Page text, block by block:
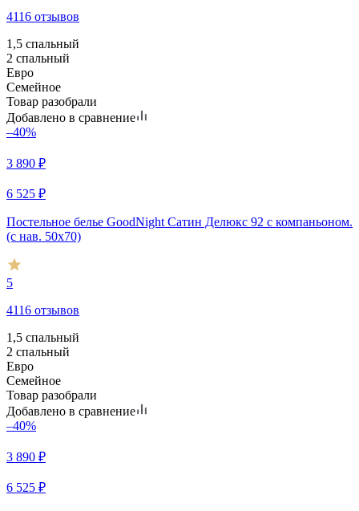
4116 отзывов
1,5 спальный
2 спальный
Евро
Семейное
Товар разобрали
Добавлено в сравнение
–40%
3 890 ₽
6 525 ₽
Постельное белье GoodNight Сатин Делюкс 92 с компаньоном.
(с нав. 50х70)
5
4116 отзывов
1,5 спальный
2 спальный
Евро
Семейное
Товар разобрали
Добавлено в сравнение
–40%
3 890 ₽
6 525 ₽